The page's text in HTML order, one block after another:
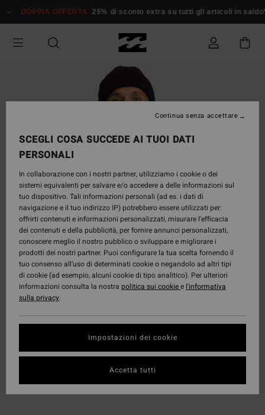
alle
prodotto
DOPPIA OFFERTA 25% di sconto extra su tutti gli articoli in
SCEGLI COSA SUCCEDE AI TUOI DATI
PERSONALI
In collaborazione con i nostri partner, utilizziamo i cookie o dei
sistemi equivalenti per salvare e/o accedere a delle informazioni sul
tuo dispositivo. Tali informazioni personali (ad es. i dati di
navigazione e il tuo indirizzo IP) potrebbero essere utilizzati per:
offrirti contenuti e informazioni personalizzati, misurare l’efficacia
dei contenuti e della pubblicità, per fornire annunci personalizzati,
conoscere meglio il nostro pubblico o sviluppare e migliorare i
prodotti dei nostri partner. Puoi configurare la tua scelta fornendo il
tuo consenso all’uso di determinati cookie o negandolo ad altri tipi
di cookie (ad esempio, alcuni cookie di tipo analitico). Per ulteriori
informazioni consulta la nostra politica sui cookiee l'informativa
sulla privacy.
Impostazioni dei cookie
Continua senza accettare
Accetta tutti